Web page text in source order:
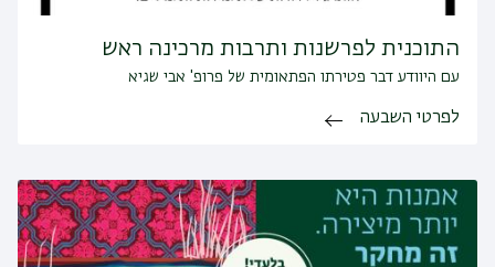
התוכנית לפרשנות ותרבות מרכינה ראש
עם היוודע דבר פטירתו הפתאומית של פרופ' אבי שגיא
לפרטי השבעה